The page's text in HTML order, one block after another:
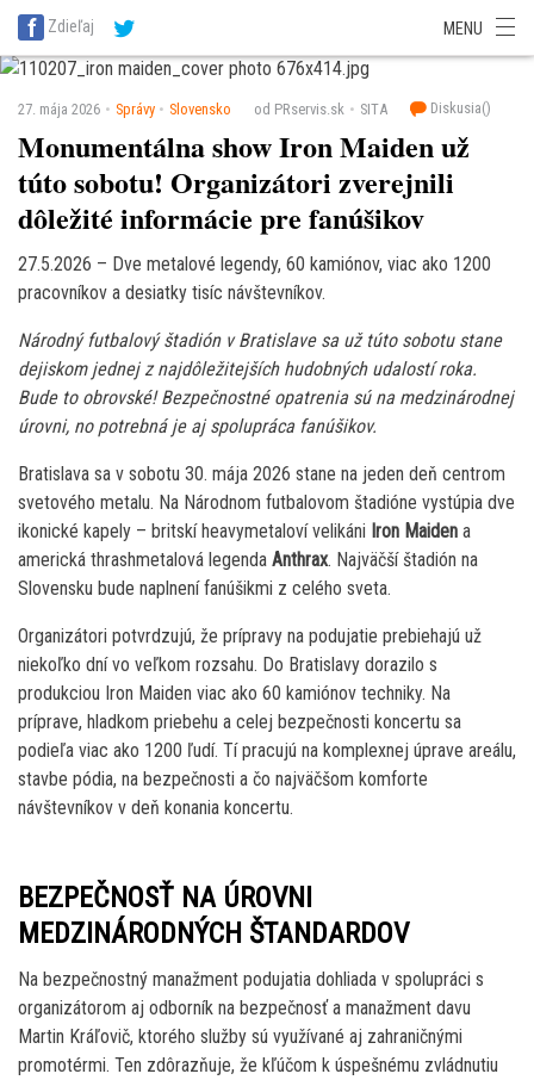
SITA Energetika
SITA Potravinárstvo
Zdieľaj MENU
27. mája 2026 Správy Slovensko od PRservis.sk SITA Diskusia()
Monumentálna show Iron Maiden už
túto sobotu! Organizátori zverejnili
dôležité informácie pre fanúšikov
27.5.2026 – Dve metalové legendy, 60 kamiónov, viac ako 1200
pracovníkov a desiatky tisíc návštevníkov.
Národný futbalový štadión v Bratislave sa už túto sobotu stane
dejiskom jednej z najdôležitejších hudobných udalostí roka.
Bude to obrovské! Bezpečnostné opatrenia sú na medzinárodnej
úrovni, no potrebná je aj spolupráca fanúšikov.
Bratislava sa v sobotu 30. mája 2026 stane na jeden deň centrom
svetového metalu. Na Národnom futbalovom štadióne vystúpia dve
ikonické kapely – britskí heavymetaloví velikáni Iron Maiden a
americká thrashmetalová legenda Anthrax. Najväčší štadión na
Slovensku bude naplnení fanúšikmi z celého sveta.
Organizátori potvrdzujú, že prípravy na podujatie prebiehajú už
niekoľko dní vo veľkom rozsahu. Do Bratislavy dorazilo s
produkciou Iron Maiden viac ako 60 kamiónov techniky. Na
príprave, hladkom priebehu a celej bezpečnosti koncertu sa
podieľa viac ako 1200 ľudí. Tí pracujú na komplexnej úprave areálu,
stavbe pódia, na bezpečnosti a čo najväčšom komforte
návštevníkov v deň konania koncertu.
BEZPEČNOSŤ NA ÚROVNI
MEDZINÁRODNÝCH ŠTANDARDOV
Na bezpečnostný manažment podujatia dohliada v spolupráci s
organizátorom aj odborník na bezpečnosť a manažment davu
Martin Kráľovič, ktorého služby sú využívané aj zahraničnými
promotérmi. Ten zdôrazňuje, že kľúčom k úspešnému zvládnutiu